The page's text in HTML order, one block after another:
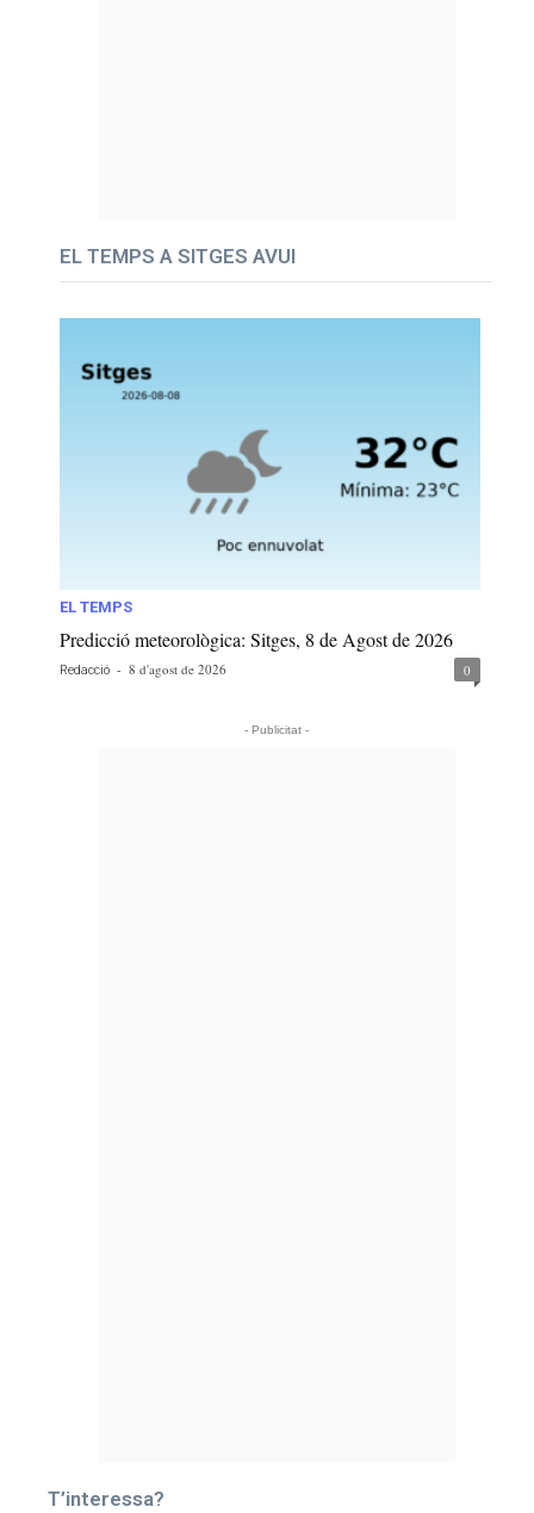
EL TEMPS A SITGES AVUI
EL TEMPS
Predicció meteorològica: Sitges, 8 de Agost de 2026
Redacció - 8 d'agost de 2026 0
- Publicitat -
T’interessa?